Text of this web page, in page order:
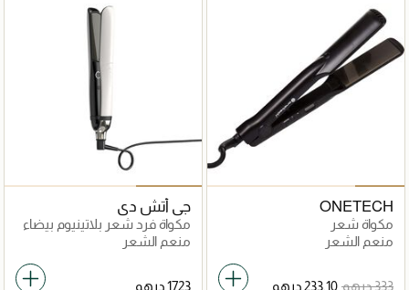
ONETECH
مكواة شعر
منعم الشعر
جي أتش دي
مكواة فرد شعر بلاتينيوم بيضاء
منعم الشعر